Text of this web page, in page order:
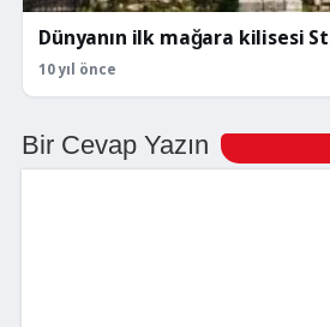
Dünyanın ilk mağara kilisesi
10 yıl önce
Bir Cevap Yazın